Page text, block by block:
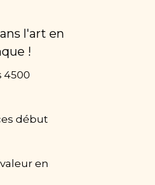
l'art en
!
4500
début
en